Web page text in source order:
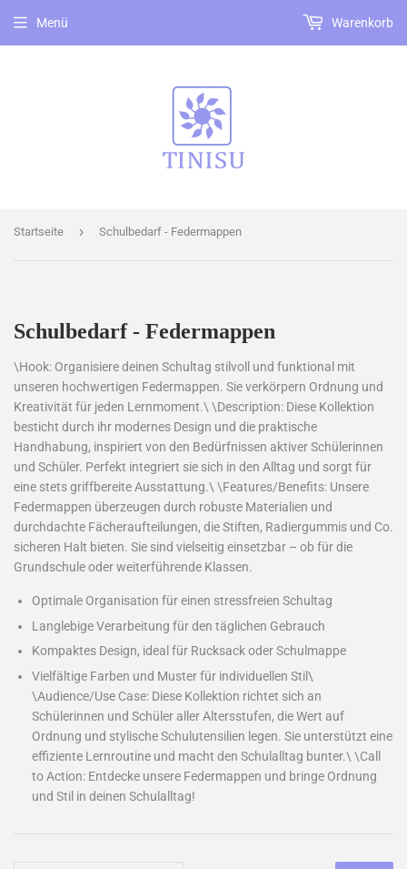
Menü Warenkorb
Startseite › Schulbedarf - Federmappen
Schulbedarf - Federmappen
\Hook: Organisiere deinen Schultag stilvoll und funktional mit
unseren hochwertigen Federmappen. Sie verkörpern Ordnung und
Kreativität für jeden Lernmoment.\ \Description: Diese Kollektion
besticht durch ihr modernes Design und die praktische
Handhabung, inspiriert von den Bedürfnissen aktiver Schülerinnen
und Schüler. Perfekt integriert sie sich in den Alltag und sorgt für
eine stets griffbereite Ausstattung.\ \Features/Benefits: Unsere
Federmappen überzeugen durch robuste Materialien und
durchdachte Fächeraufteilungen, die Stiften, Radiergummis und Co.
sicheren Halt bieten. Sie sind vielseitig einsetzbar – ob für die
Grundschule oder weiterführende Klassen.
Optimale Organisation für einen stressfreien Schultag
Langlebige Verarbeitung für den täglichen Gebrauch
Kompaktes Design, ideal für Rucksack oder Schulmappe
Vielfältige Farben und Muster für individuellen Stil\
\Audience/Use Case: Diese Kollektion richtet sich an
Schülerinnen und Schüler aller Altersstufen, die Wert auf
Ordnung und stylische Schulutensilien legen. Sie unterstützt eine
effiziente Lernroutine und macht den Schulalltag bunter.\ \Call
to Action: Entdecke unsere Federmappen und bringe Ordnung
und Stil in deinen Schulalltag!